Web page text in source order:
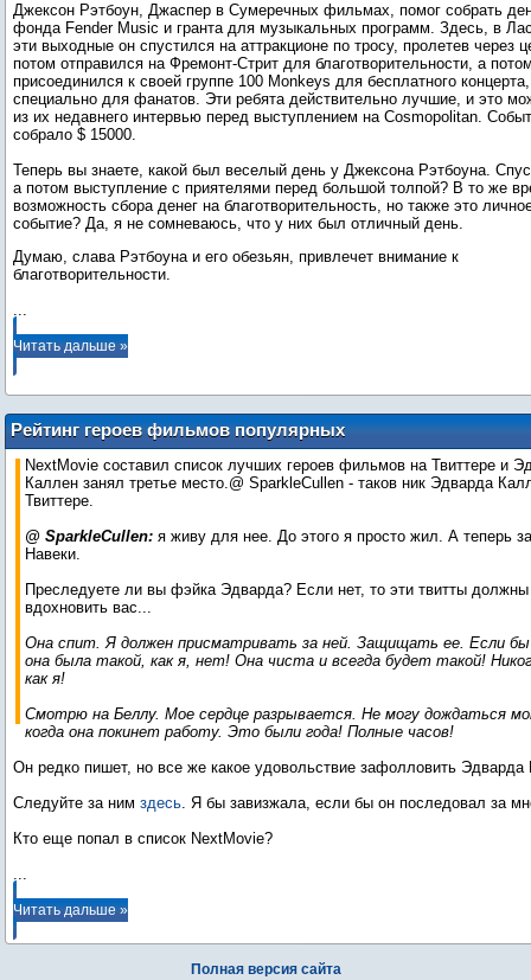
Джексон Рэтбоун, Джаспер в Сумеречных фильмах, помог собрать
фонда Fender Music и гранта для музыкальных программ. Здесь, в
эти выходные он спустился на аттракционе по тросу, пролетев через
потом отправился на Фремонт-Стрит для благотворительности, а
присоединился к своей группе 100 Monkeys для бесплатного концерта,
специально для фанатов. Эти ребята действительно лучшие, и это
из их недавнего интервью перед выступлением на Cosmopolitan.
собрало $ 15000.
Теперь вы знаете, какой был веселый день у Джексона Рэтбоуна.
а потом выступление с приятелями перед большой толпой? В то же
возможность сбора денег на благотворительность, но также это
событие? Да, я не сомневаюсь, что у них был отличный день.
Думаю, слава Рэтбоуна и его обезьян, привлечет внимание к
...
Читать дальше »
Рейтинг героев фильмов популярных
на Твиттере!
NextMovie составил список лучших героев фильмов на Твиттере и
Каллен занял третье место.@ SparkleCullen - таков ник Эдварда
Твиттере.
@ SparkleCullen: я живу для нее. До этого я просто жил. А теперь
Навеки.
Преследуете ли вы фэйка Эдварда? Если нет, то эти твитты должны
вдохновить вас...
Она спит. Я должен присматривать за ней. Защищать ее. Если
она была такой, как я, нет! Она чиста и всегда будет такой!
как я!
Смотрю на Беллу. Мое сердце разрывается. Не могу дождаться
когда она покинет работу. Это были года! Полные часов!
Он редко пишет, но все же какое удовольствие зафолловить Эдварда
Следуйте за ним здесь. Я бы завизжала, если бы он последовал за
...
Читать дальше »
Полная версия сайта